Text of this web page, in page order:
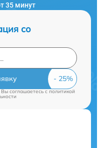
35 минут
со
Вы соглашаетесь cполитикой